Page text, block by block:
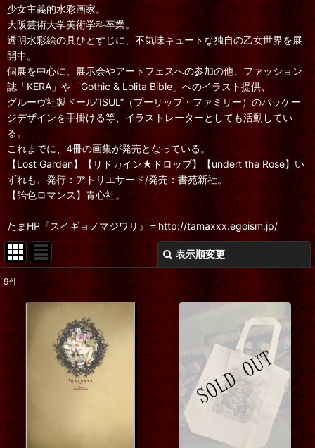
少女主義的水彩画家。
大阪芸術大学美術学科卒業。
透明水彩絵の具ひとすじに、不気味キュートな独自の乙女世界を展
開中。
個展を中心に、展示会やアートフェスへの参加の他、ファッション
誌「KERA」や「Gothic & Lolita Bible」へのイラスト提供、
グルーヴ社製ドール”ISUL”（プーリップ・ファミリー）のパッケー
ジデザインを手掛ける等、イラストレーターとしても活動してい
る。
これまでに、4冊の画集が発売となっている。
【Lost Garden】【リドカイン★ドロップ】【undert the Rose】い
ずれも、発行：アトリエサード/発売：書苑新社。
【飴色ロマンス】青心社。
たまHP『スイギョノマジワリ』＝http://tamaxxx.egoism.jp/
表示順変更
在庫あり
絞り込む
9件